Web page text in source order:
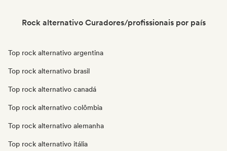
Rock alternativo Curadores/profissionais por país
Top rock alternativo argentina
Top rock alternativo brasil
Top rock alternativo canadá
Top rock alternativo colômbia
Top rock alternativo alemanha
Top rock alternativo itália